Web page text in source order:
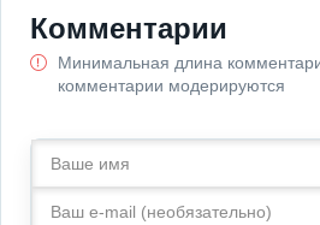
Комментарии
Минимальная длина
комментарии модерируются